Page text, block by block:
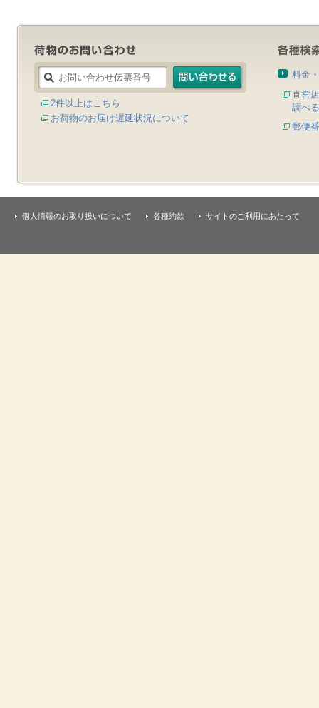
2件以上はこちら
お荷物のお届け遅延状況について
料金
直営
調べる
郵便
個人情報のお取り扱いについて 各種約款 サイトのご利用にあたって